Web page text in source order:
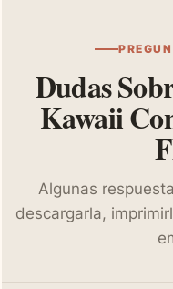
Dudas
Kawaii
Algunas
descargarla,